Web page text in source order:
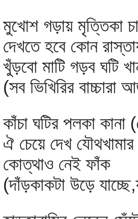
মুখোশ গড়ায় মৃত্তিকা
দেখতে হবে কোন
খুঁড়বো মাটি গড়ব ঘটি
(সব ভিখিরির
কাঁচা ঘটির পলকা কানা
ঐ চেয়ে দেখ
কোত্থাও নেই ফাঁক
(দাঁড়কাকটা উড়ে